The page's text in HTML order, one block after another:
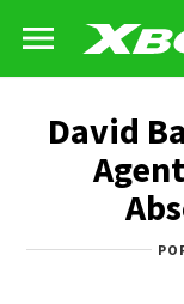
David